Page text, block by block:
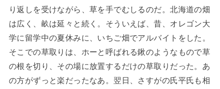
り返しを受けながら、草を手でむしるのだ。北海道の畑
は広く、畝は延々と続く。そういえば、昔、オレゴン大
学に留学中の夏休みに、いちご畑でアルバイトをした。
そこでの草取りは、ホーと呼ばれる鍬のようなもので草
の根を切り、その場に放置するだけの草取りだった。あ
の方がずっと楽だったなあ。翌日、さすがの氏平氏も相